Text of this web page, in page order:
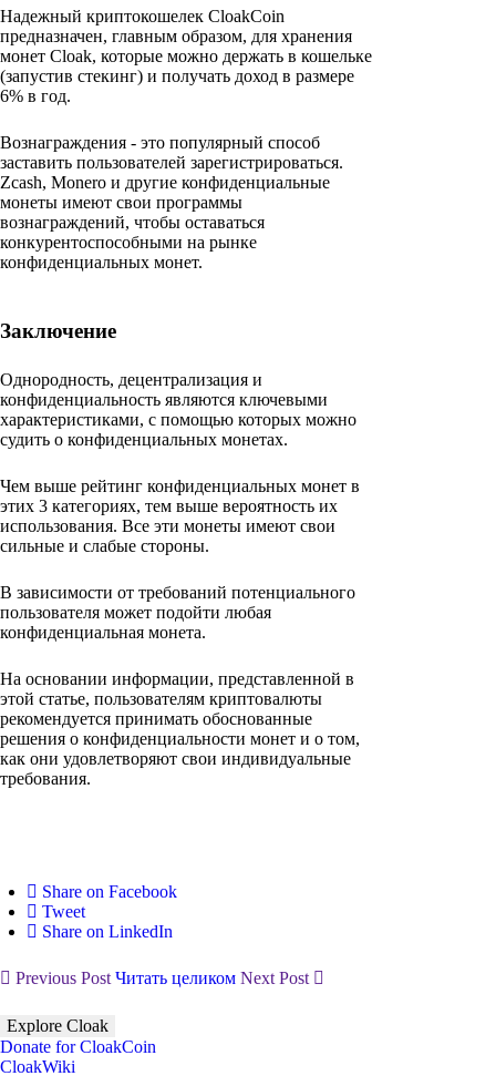
Надежный криптокошелек CloakCoin
предназначен, главным образом, для хранения
монет Cloak, которые можно держать в кошельке
(запустив стекинг) и получать доход в размере
6% в год.
Вознаграждения - это популярный способ
заставить пользователей зарегистрироваться.
Zcash, Monero и другие конфиденциальные
монеты имеют свои программы
вознаграждений, чтобы оставаться
конкурентоспособными на рынке
конфиденциальных монет.
Заключение
Однородность, децентрализация и
конфиденциальность являются ключевыми
характеристиками, с помощью которых можно
судить о конфиденциальных монетах.
Чем выше рейтинг конфиденциальных монет в
этих 3 категориях, тем выше вероятность их
использования. Все эти монеты имеют свои
сильные и слабые стороны.
В зависимости от требований потенциального
пользователя может подойти любая
конфиденциальная монета.
На основании информации, представленной в
этой статье, пользователям криптовалюты
рекомендуется принимать обоснованные
решения о конфиденциальности монет и о том,
как они удовлетворяют свои индивидуальные
требования.
Share on Facebook
Tweet
Share on LinkedIn
Previous Post Читать целиком Next Post
Explore Cloak
Donate for CloakCoin
CloakWiki